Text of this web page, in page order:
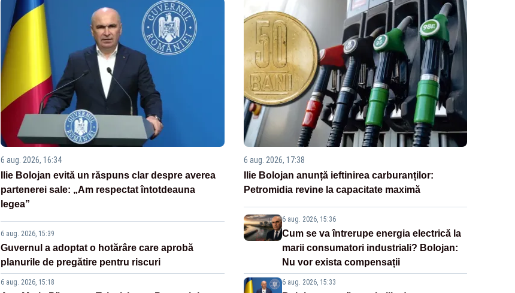
6 aug. 2026, 16:34
Ilie Bolojan evită un răspuns clar despre averea
partenerei sale: „Am respectat întotdeauna
legea”
6 aug. 2026, 15:39
Guvernul a adoptat o hotărâre care aprobă
planurile de pregătire pentru riscuri
6 aug. 2026, 15:18
6 aug. 2026, 17:38
Ilie Bolojan anunță ieftinirea carburanților:
Petromidia revine la capacitate maximă
6 aug. 2026, 15:36
Cum se va întrerupe energia electrică la
marii consumatori industriali? Bolojan:
Nu vor exista compensații
6 aug. 2026, 15:33